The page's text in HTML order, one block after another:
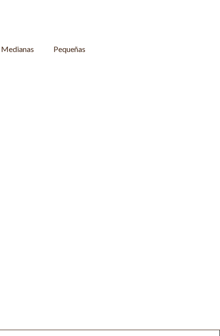
Medianas Pequeñas